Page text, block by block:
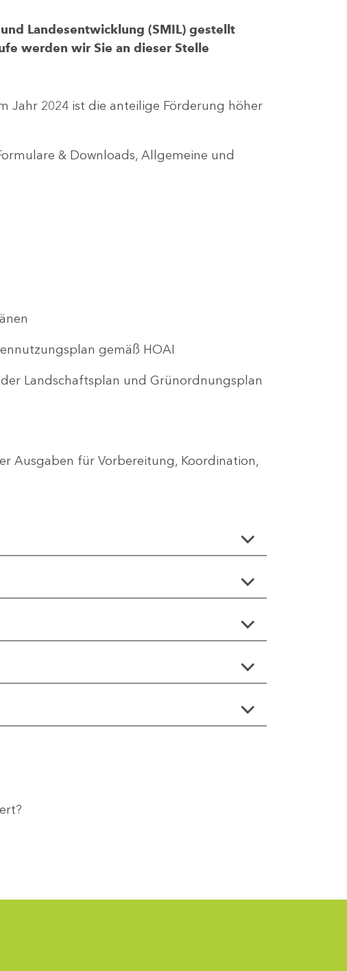
Landesentwicklung (SMIL) gestellt
werden wir Sie an dieser Stelle
Jahr 2024 ist die anteilige Förderung höher
& Downloads, Allgemeine und
gemäß HOAI
Landschaftsplan und Grünordnungsplan
Ausgaben für Vorbereitung, Koordination,